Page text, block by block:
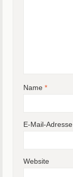
Name *
E-Mail-Adresse
Website